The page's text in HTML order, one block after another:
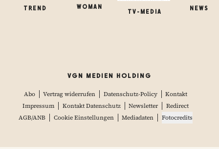
TREND WOMAN
TV-MEDIA
NEWS
VGN MEDIEN HOLDING
Abo Vertrag widerrufen Datenschutz-Policy
Kontakt
Impressum
Kontakt Datenschutz Newsletter
Redirect
AGB/ANB
Cookie Einstellungen Mediadaten Fotocredits